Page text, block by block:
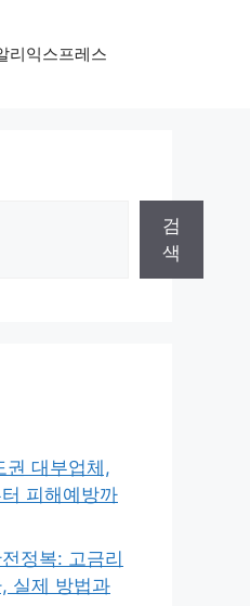
리익스프레스
검
색
권 대부업체,
피해예방까
정복: 고금리
실제 방법과